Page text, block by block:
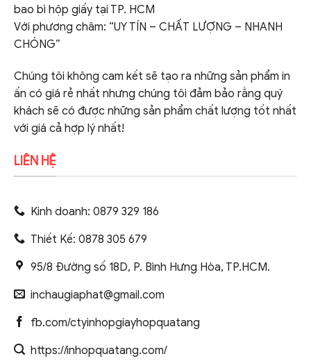
bao bì hộp giấy tại TP. HCM
Với phương châm: “UY TÍN – CHẤT LƯỢNG – NHANH
CHÓNG”
Chúng tôi không cam kết sẽ tạo ra những sản phẩm in
ấn có giá rẻ nhất nhưng chúng tôi đảm bảo rằng quý
khách sẽ có được những sản phẩm chất lượng tốt nhất
với giá cả hợp lý nhất!
LIÊN HỆ
Kinh doanh: 0879 329 186
Thiết Kế: 0878 305 679
95/8 Đường số 18D, P. Bình Hưng Hòa, TP.HCM.
inchaugiaphat@gmail.com
fb.com/ctyinhopgiayhopquatang
https://inhopquatang.com/